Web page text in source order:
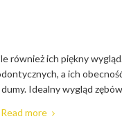
również ich piękny
a ich
Idealny wygląd zębów
Read more